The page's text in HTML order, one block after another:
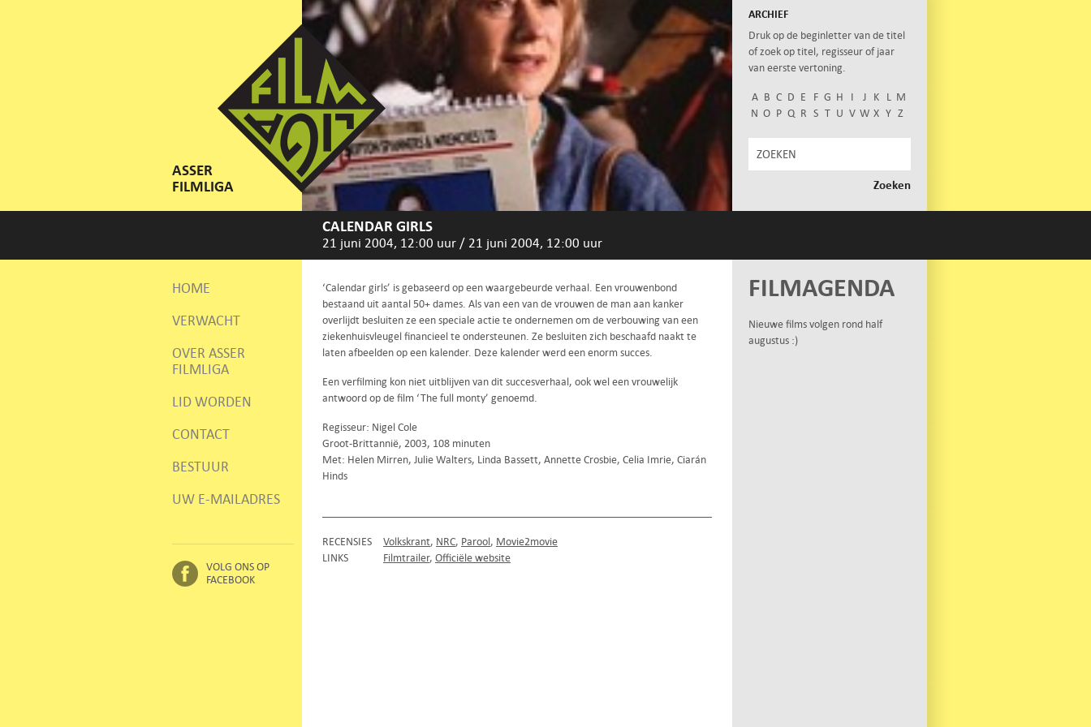
ASSER
FILMLIGA
ARCHIEF
Druk op de beginletter van de titel
of zoek op titel, regisseur of jaar
van eerste vertoning.
A B C D E F G H I J K L M
N O P Q R S T U V W X Y Z
CALENDAR GIRLS
21 juni 2004, 12:00 uur / 21 juni 2004, 12:00 uur
HOME
VERWACHT
OVER ASSER
FILMLIGA
LID WORDEN
CONTACT
BESTUUR
UW E-MAILADRES
VOLG ONS OP
FACEBOOK
‘Calendar girls’ is gebaseerd op een waargebeurde verhaal. Een vrouwenbond
bestaand uit aantal 50+ dames. Als van een van de vrouwen de man aan kanker
overlijdt besluiten ze een speciale actie te ondernemen om de verbouwing van een
ziekenhuisvleugel financieel te ondersteunen. Ze besluiten zich beschaafd naakt te
laten afbeelden op een kalender. Deze kalender werd een enorm succes.
Een verfilming kon niet uitblijven van dit succesverhaal, ook wel een vrouwelijk
antwoord op de film ‘The full monty’ genoemd.
Regisseur: Nigel Cole
Groot-Brittannië, 2003, 108 minuten
Met: Helen Mirren, Julie Walters, Linda Bassett, Annette Crosbie, Celia Imrie, Ciarán
Hinds
RECENSIES Volkskrant NRC Parool Movie2movie
LINKS
Filmtrailer Officiële website
FILMAGENDA
Nieuwe films volgen rond half
augustus :)